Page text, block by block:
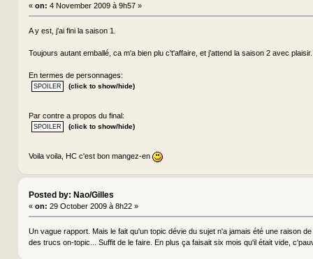
« on: 4 November 2009 à 9h57 »
A y est, j'ai fini la saison 1.
Toujours autant emballé, ca m'a bien plu c't'affaire, et j'attend la saison 2 avec plaisir.
En termes de personnages:
(click to show/hide)
Par contre a propos du final:
(click to show/hide)
Voila voila, HC c'est bon mangez-en
Posted by: Nao/Gilles
« on: 29 October 2009 à 8h22 »
Un vague rapport. Mais le fait qu'un topic dévie du sujet n'a jamais été une raison
des trucs on-topic... Suffit de le faire. En plus ça faisait six mois qu'il était vide,